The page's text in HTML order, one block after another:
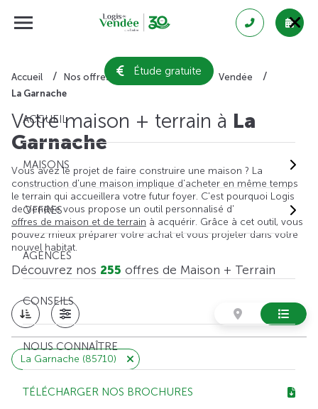
Étude gratuite
ACCUEIL
MAISONS
OFFRES
AGENCES
CONSEILS
NOUS CONNAÎTRE
TÉLÉCHARGER NOS BROCHURES
Accueil Nos offres de maison + terrain
Vendée
La Garnache
Votre maison + terrain à La
Garnache
Vous avez le projet de faire construire une maison ? La
construction d'une maison implique d'acheter en même temps
le terrain qui accueillera votre futur foyer. C'est pourquoi Logis
de Vendée vous propose un outil personnalisé d'
offres de maison et de terrain à acquérir. Grâce à cet outil, vous
pouvez mieux préparer votre achat et vous projeter dans votre
nouvel habitat.
Découvrez nos 255 offres de Maison + Terrain
La Garnache (85710)